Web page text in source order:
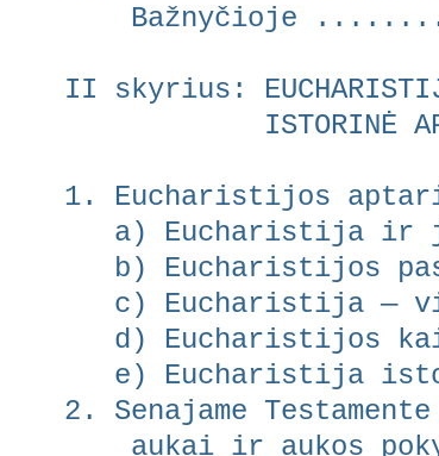
Bažnyčioje
II skyrius:
ISTORINĖ
1. Eucharistijos
a) Eucharistija
b) Eucharistijos
c) Eucharistija —
d) Eucharistijos
e) Eucharistija
2. Senajame
aukai ir aukos